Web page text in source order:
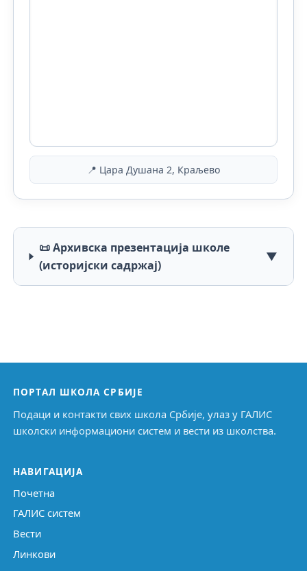
📍 Цара Душана 2, Краљево
📜 Архивска презентација школе
(историјски садржај)
▼
ПОРТАЛ ШКОЛА СРБИЈЕ
Подаци и контакти свих школа Србије, улаз у ГАЛИС
школски информациони систем и вести из школства.
НАВИГАЦИЈА
Почетна
ГАЛИС систем
Вести
Линкови